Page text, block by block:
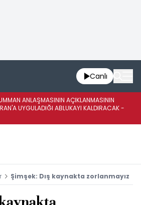
Canlı
ANLAŞMASININ AÇIKLANMASININ
UYGULADIĞI ABLUKAYI KALDIRACAK -
Şimşek: Dış kaynakta zorlanmayız